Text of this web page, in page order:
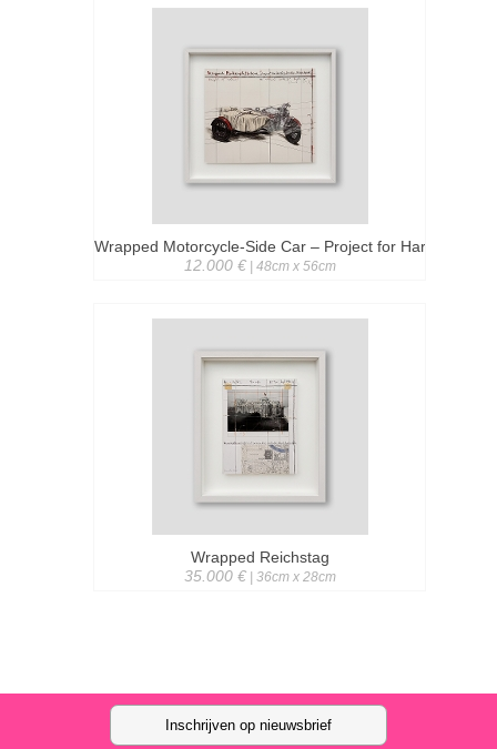
Wrapped Motorcycle-Side Car ‒ Project for Harley
12.000 €| 48cm x 56cm
Wrapped Reichstag
35.000 €| 36cm x 28cm
Inschrijven op nieuwsbrief